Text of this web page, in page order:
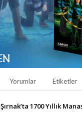
Yorumlar Etiketler
Şırnak’ta 1700 Yıllık